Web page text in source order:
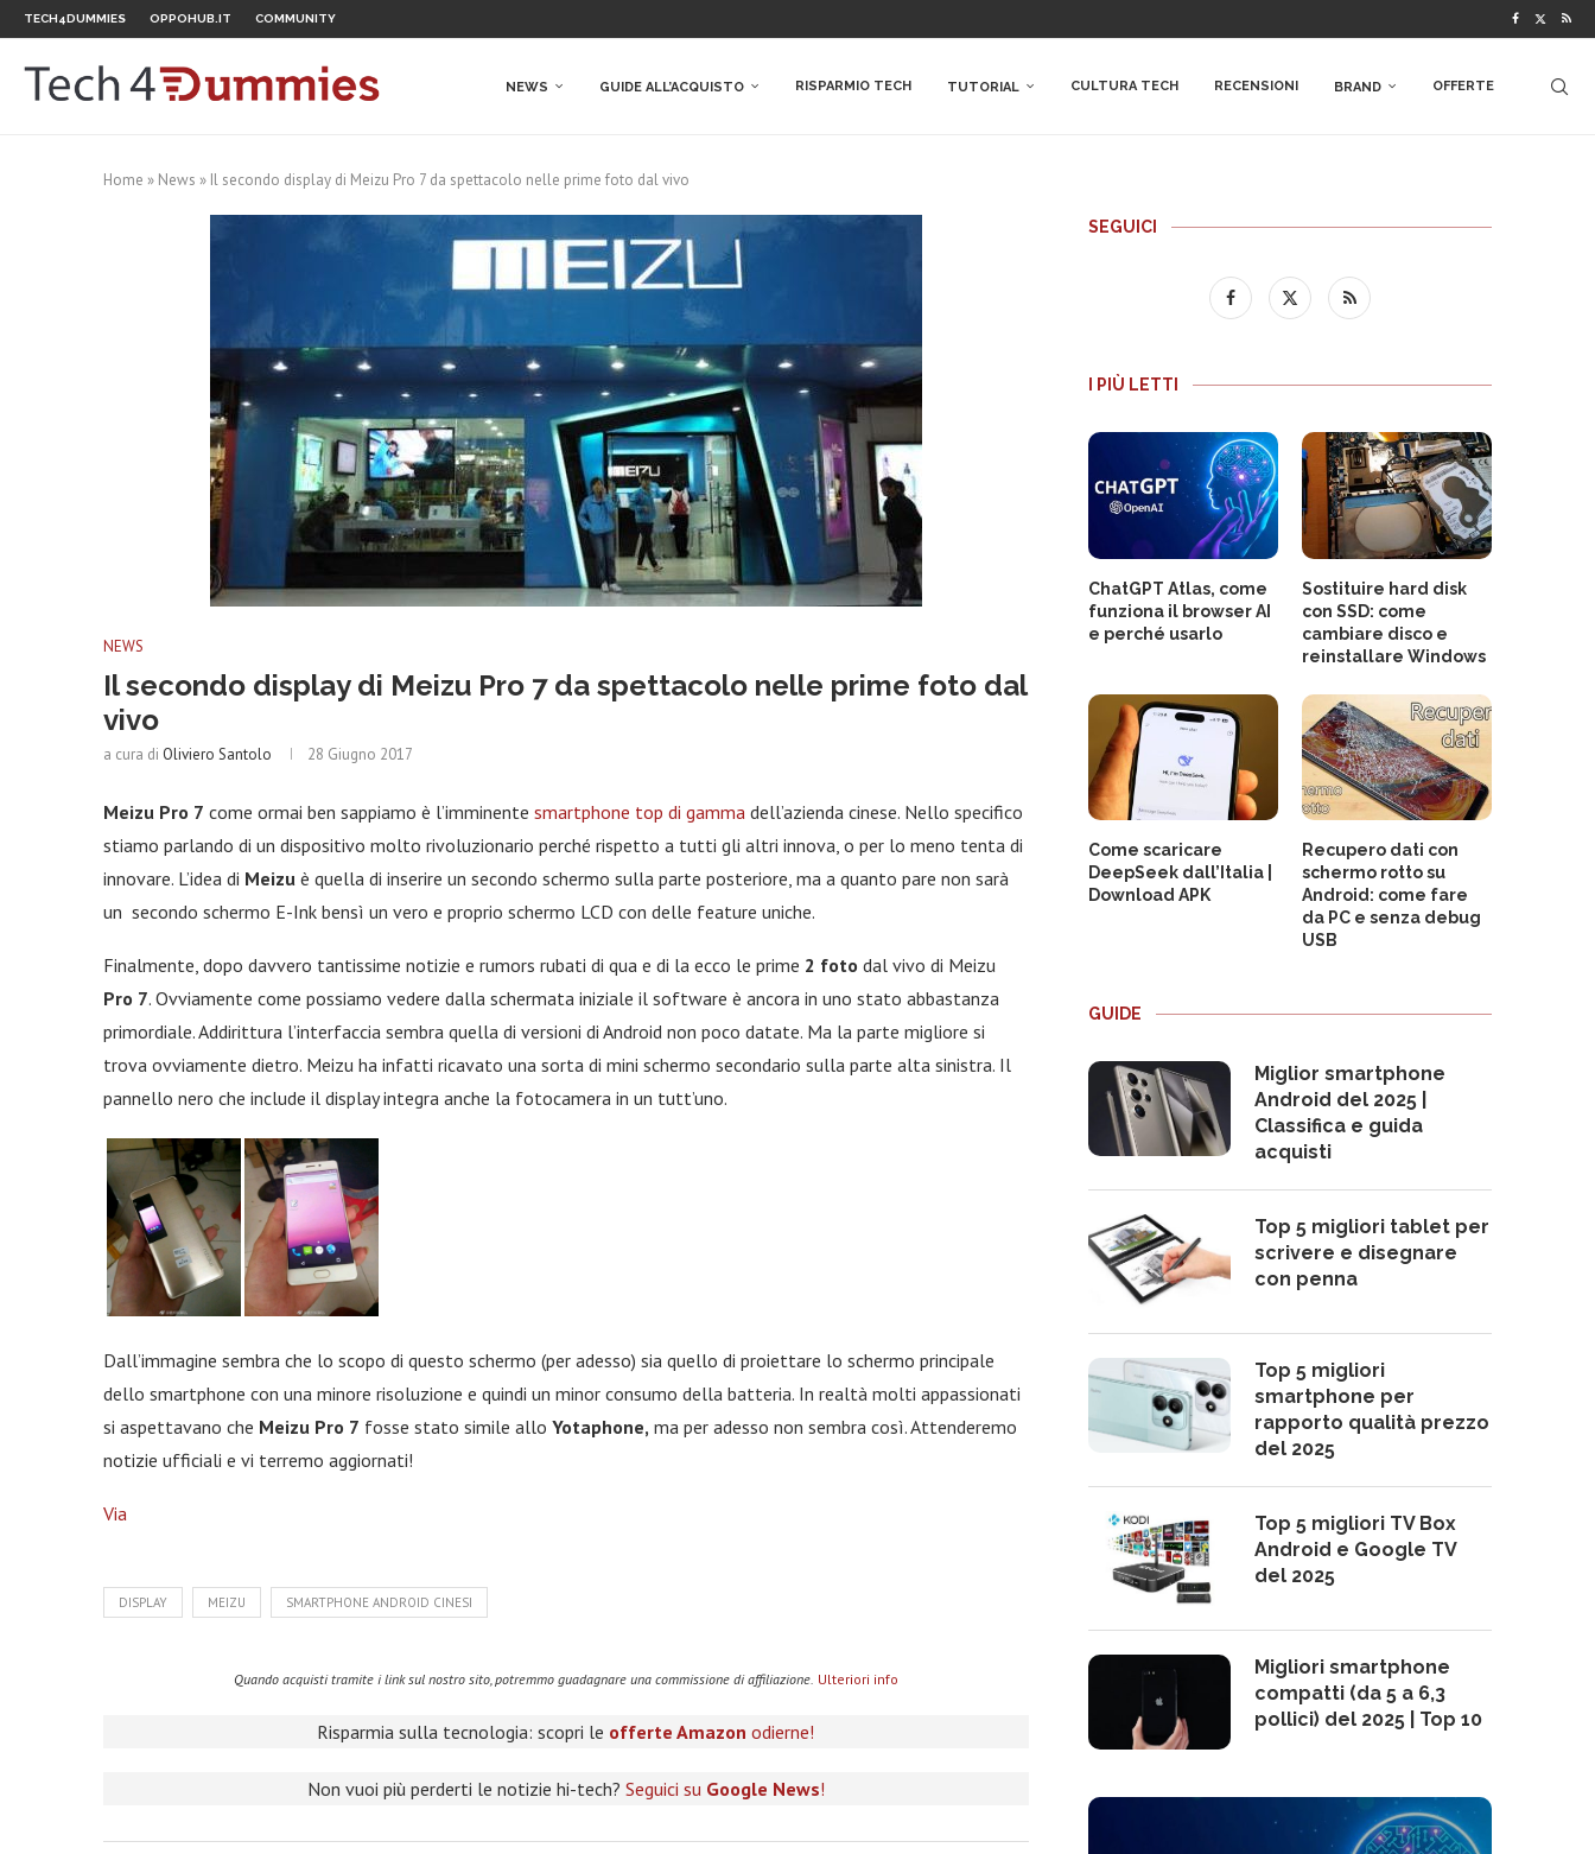
TECH4DUMMIES OPPOHUB.IT COMMUNITY
NEWS GUIDE ALL’ACQUISTO RISPARMIO TECH TUTORIAL CULTURA TECH RECENSIONI BRAND OFFERTE
Home » News » Il secondo display di Meizu Pro 7 da spettacolo nelle prime foto dal vivo
NEWS
Il secondo display di Meizu Pro 7 da spettacolo nelle prime foto dal
vivo
a cura di Oliviero Santolo 28 Giugno 2017
Meizu Pro 7 come ormai ben sappiamo è l’imminente smartphone top di gamma dell’azienda cinese. Nello specifico
stiamo parlando di un dispositivo molto rivoluzionario perché rispetto a tutti gli altri innova, o per lo meno tenta di
innovare. L’idea di Meizu è quella di inserire un secondo schermo sulla parte posteriore, ma a quanto pare non sarà
un secondo schermo E-Ink bensì un vero e proprio schermo LCD con delle feature uniche.
Finalmente, dopo davvero tantissime notizie e rumors rubati di qua e di la ecco le prime 2 foto dal vivo di Meizu
Pro 7. Ovviamente come possiamo vedere dalla schermata iniziale il software è ancora in uno stato abbastanza
primordiale. Addirittura l’interfaccia sembra quella di versioni di Android non poco datate. Ma la parte migliore si
trova ovviamente dietro. Meizu ha infatti ricavato una sorta di mini schermo secondario sulla parte alta sinistra. Il
pannello nero che include il display integra anche la fotocamera in un tutt’uno.
Dall’immagine sembra che lo scopo di questo schermo (per adesso) sia quello di proiettare lo schermo principale
dello smartphone con una minore risoluzione e quindi un minor consumo della batteria. In realtà molti appassionati
si aspettavano che Meizu Pro 7 fosse stato simile allo Yotaphone, ma per adesso non sembra così. Attenderemo
notizie ufficiali e vi terremo aggiornati!
Via
DISPLAY MEIZU SMARTPHONE ANDROID CINESI
Quando acquisti tramite i link sul nostro sito, potremmo guadagnare una commissione di affiliazione. Ulteriori info
Risparmia sulla tecnologia: scopri le offerte Amazon odierne!
Non vuoi più perderti le notizie hi-tech? Seguici su Google News!
SEGUICI
I PIÙ LETTI
ChatGPT Atlas, come
funziona il browser AI
e perché usarlo
Sostituire hard disk
con SSD: come
cambiare disco e
reinstallare Windows
Come scaricare
DeepSeek dall’Italia |
Download APK
Recupero dati con
schermo rotto su
Android: come fare
da PC e senza debug
USB
GUIDE
Miglior smartphone
Android del 2025 |
Classifica e guida
acquisti
Top 5 migliori tablet per
scrivere e disegnare
con penna
Top 5 migliori
smartphone per
rapporto qualità prezzo
del 2025
Top 5 migliori TV Box
Android e Google TV
del 2025
Migliori smartphone
compatti (da 5 a 6,3
pollici) del 2025 | Top 10